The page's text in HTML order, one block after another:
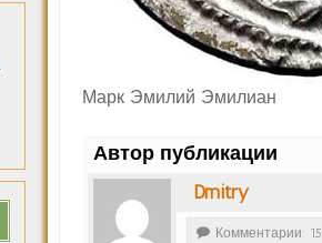
Марк Эмилий Эмилиан
Автор публикации
Dmitry
Комментарии: 15